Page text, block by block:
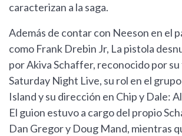
caracterizan a la saga.
Además de contar con Neeson en el
como Frank Drebin Jr, La pistola
por Akiva Schaffer, reconocido por
Saturday Night Live, su rol en el
Island y su dirección en Chip y Dale:
El guion estuvo a cargo del propio
Dan Gregor y Doug Mand, mientras